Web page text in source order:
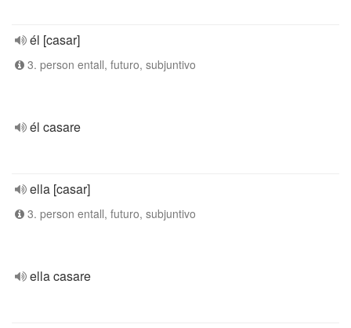
él [casar]
3. person entall, futuro, subjuntivo
él casare
ella [casar]
3. person entall, futuro, subjuntivo
ella casare